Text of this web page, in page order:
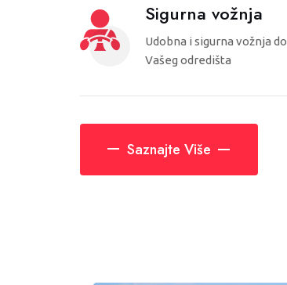
Sigurna vožnja
Udobna i sigurna vožnja do
Vašeg odredišta
Saznajte Više